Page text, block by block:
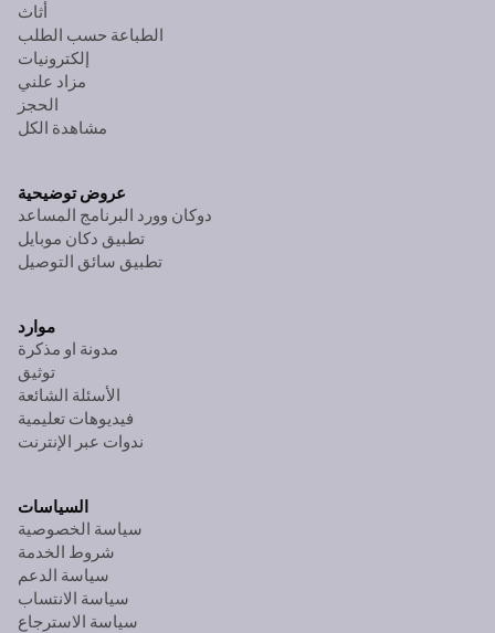
أثاث
الطباعة حسب الطلب
إلكترونيات
مزاد علني
الحجز
مشاهدة الكل
عروض توضيحية
دوكان وورد البرنامج المساعد
تطبيق دكان موبايل
تطبيق سائق التوصيل
موارد
مدونة او مذكرة
توثيق
الأسئلة الشائعة
فيديوهات تعليمية
ندوات عبر الإنترنت
السياسات
سياسة الخصوصية
شروط الخدمة
سياسة الدعم
سياسة الانتساب
سياسة الاسترجاع